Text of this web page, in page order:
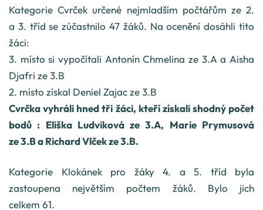
Kategorie Cvrček určené nejmladším počtářům ze 2.
a 3. tříd se zúčastnilo 47 žáků. Na ocenění dosáhli tito
žáci:
3. místo si vypočítali Antonín Chmelina ze 3.A a Aisha
Djafri ze 3.B
2. místo získal Deniel Zajac ze 3.B
Cvrčka vyhráli hned tři žáci, kteří získali shodný počet
bodů : Eliška Ludviková ze 3.A, Marie Prymusová
ze 3.B a Richard Vlček ze 3.B.
Kategorie Klokánek pro žáky 4. a 5. tříd byla
zastoupena největším počtem žáků. Bylo jich
celkem 61.